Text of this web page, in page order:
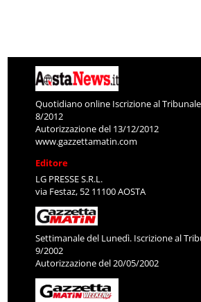
Quotidiano online Iscrizione al
8/2012
Autorizzazione del 13/12/2012
www.gazzettamatin.com
Editore
LG PRESSE S.R.L.
via Festaz, 52 11100 AOSTA
Settimanale del Lunedì. Iscrizione al
9/2002
Autorizzazione del 20/05/2002